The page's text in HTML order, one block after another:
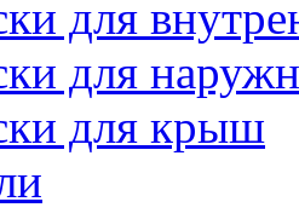
для
для
для крыш